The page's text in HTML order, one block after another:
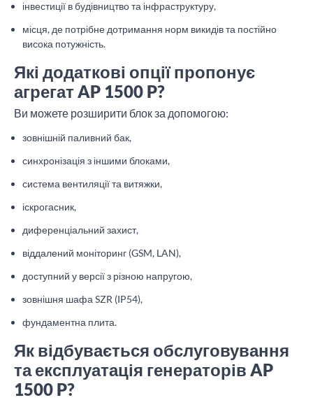
інвестиції в будівництво та інфраструктуру,
місця, де потрібне дотримання норм викидів та постійно
висока потужність.
Які додаткові опції пропонує
агрегат AP 1500 P?
Ви можете розширити блок за допомогою:
зовнішній паливний бак,
синхронізація з іншими блоками,
система вентиляції та витяжки,
іскрогасник,
диференціальний захист,
віддалений моніторинг (GSM, LAN),
доступний у версії з різною напругою,
зовнішня шафа SZR (IP54),
фундаментна плита.
Як відбувається обслуговування
та експлуатація генераторів AP
1500 P?